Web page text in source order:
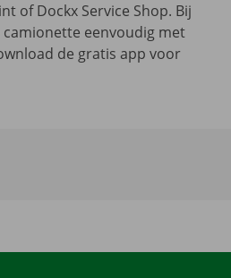
of Dockx Service Shop. Bij
eenvoudig met
de gratis app voor